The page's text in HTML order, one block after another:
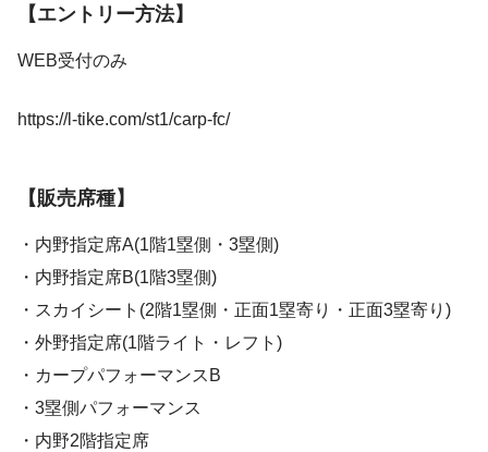
【エントリー方法】
WEB受付のみ
https://l-tike.com/st1/carp-fc/
【販売席種】
・内野指定席A(1階1塁側・3塁側)
・内野指定席B(1階3塁側)
・スカイシート(2階1塁側・正面1塁寄り・正面3塁寄り)
・外野指定席(1階ライト・レフト)
・カープパフォーマンスB
・3塁側パフォーマンス
・内野2階指定席